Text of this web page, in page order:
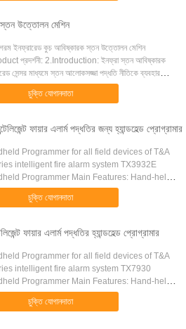
উত্তোলন মেশিন
গরম ইনফ্রারেড কুচ আবিষ্কারক স্তন উত্তোলন মেশিন
প্রদর্শনী: 2.Introduction: ইনফ্রা স্তন আবিষ্কারক
সেন্সর মাধ্যমে স্তন আলোকসজ্জা পদ্ধতি নীতিকে ব্যবহার
ইনফ্রারেড আলো উদ্ভাসিত স্তন টি...
চুক্তি যোগানদাতা
ফায়ার এলার্ম পদ্ধতির জন্য হ্যান্ডহেল্ড প্রোগ্রামার
Programmer for all field devices of T&A
intelligent fire alarm system TX3932E
Programmer Main Features: Hand-held
compact size for easy operation Electronic
coding for ...
চুক্তি যোগানদাতা
ফায়ার এলার্ম পদ্ধতির হ্যান্ডহেল্ড প্রোগ্রামার
Programmer for all field devices of T&A
intelligent fire alarm system TX7930
Programmer Main Features: Hand-held
and compact size for easy operation
jack and wiring ....
চুক্তি যোগানদাতা